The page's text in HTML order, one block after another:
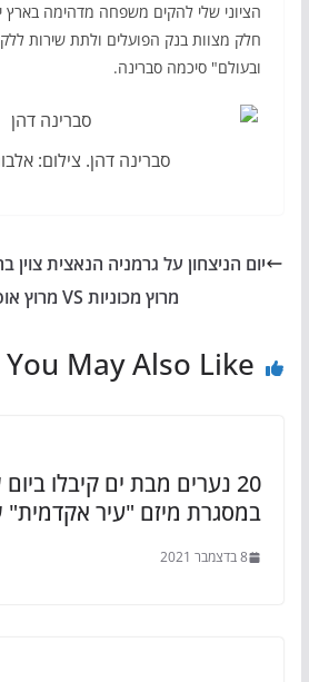
הציוני שלי להקים משפחה מדהימה בארץ
חלק מצוות בנק הפועלים ולתת שירות
ובעולם" סיכמה סברינה.
סברינה דהן. צילום:
יום הניצחון על גרמניה הנאצית צוין
מרוץ מכוניות VS מרוץ אופניים – מה יותר כיף?
You May Also Like
20 נערים מבת ים קיבלו
במסגרת מיזם "עיר
8 בדצמבר 2021